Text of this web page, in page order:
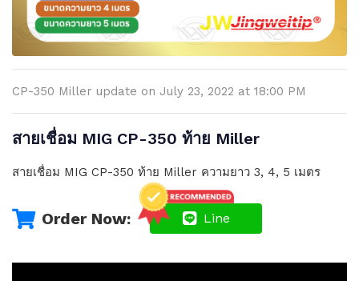
CP-350 Miller update on July 23, 2022 at 18:00 PM
สายเชื่อม MIG CP-350 ท้าย Miller
สายเชื่อม MIG CP-350 ท้าย Miller ความยาว 3, 4, 5 เมตร
Order Now: Line